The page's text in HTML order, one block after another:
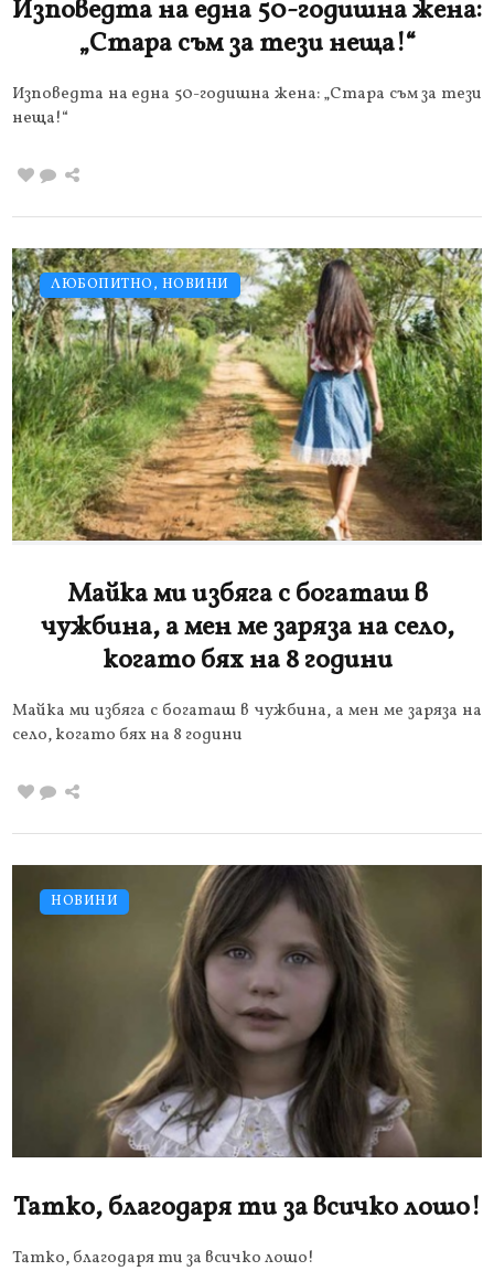
Изповедта на една 50-годишна жена:
„Стара съм за тези неща!“
Изповедта на една 50-годишна жена: „Стара съм за тези
неща!“
ЛЮБОПИТНО, НОВИНИ
Майка ми избяга с богаташ в
чужбина, а мен ме заряза на село,
когато бях на 8 години
Майка ми избяга с богаташ в чужбина, а мен ме заряза на
село, когато бях на 8 години
НОВИНИ
Татко, благодаря ти за всичко лошо!
Татко, благодаря ти за всичко лошо!